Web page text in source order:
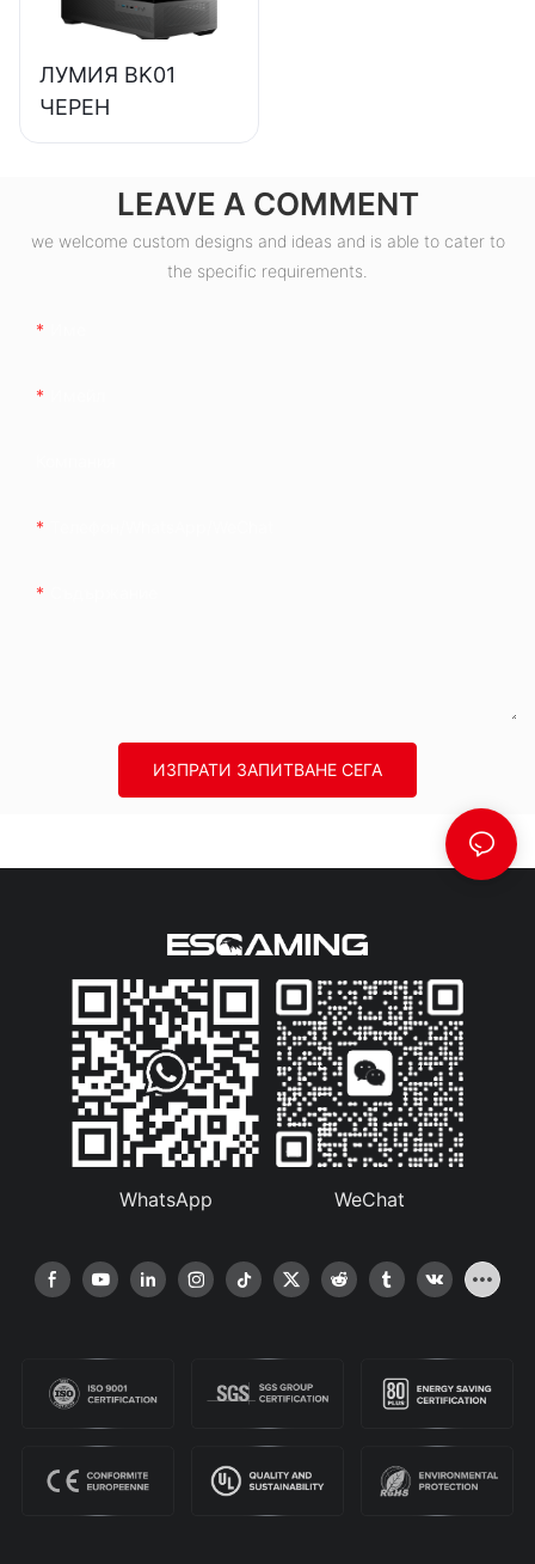
ESB550W
ЛУМИЯ BK01
ЧЕРЕН
LEAVE A COMMENT
we welcome custom designs and ideas and is able to cater to
the specific requirements.
ИЗПРАТИ ЗАПИТВАНЕ СЕГА
WhatsApp WeChat